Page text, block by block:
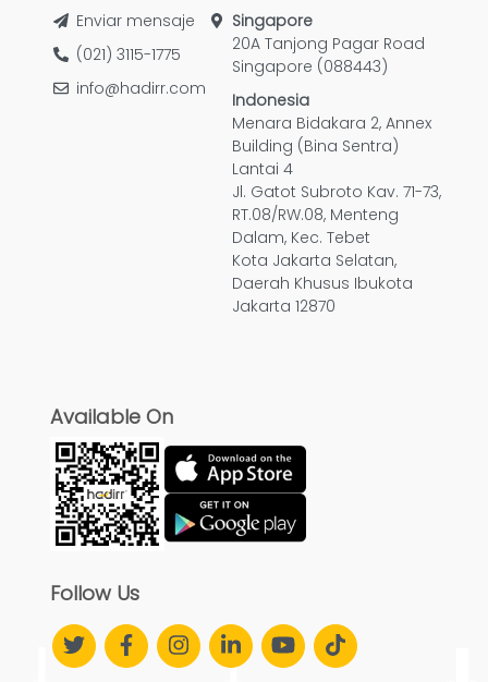
Enviar mensaje
(021) 3115-1775
info@hadirr.com
Singapore
20A Tanjong Pagar Road
Singapore (088443)
Indonesia
Menara Bidakara 2, Annex
Building (Bina Sentra)
Lantai 4
Jl. Gatot Subroto Kav. 71-73,
RT.08/RW.08, Menteng
Dalam, Kec. Tebet
Kota Jakarta Selatan,
Daerah Khusus Ibukota
Jakarta 12870
Available On
Follow Us